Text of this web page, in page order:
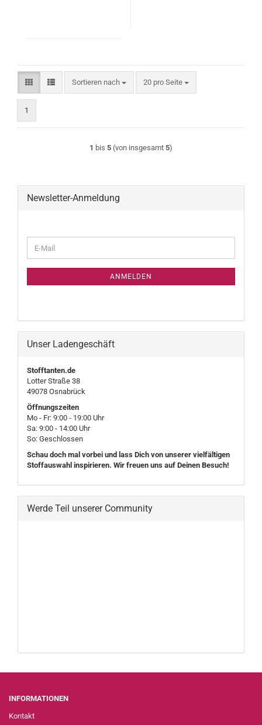
Sortieren nach
Sortieren nach 20 pro Seite
pro Seite
1
1 bis 5 (von insgesamt 5)
Newsletter-Anmeldung
ZUR
E-
Mail
ANMELDEN
Unser Ladengeschäft
Stofftanten.de
Lotter Straße 38
49078 Osnabrück
Öffnungszeiten
Mo - Fr: 9:00 - 19:00 Uhr
Sa: 9:00 - 14:00 Uhr
So: Geschlossen
Schau doch mal vorbei und lass Dich von unserer vielfältigen
Stoffauswahl inspirieren. Wir freuen uns auf Deinen Besuch!
Werde Teil unserer Community
INFORMATIONEN
Kontakt